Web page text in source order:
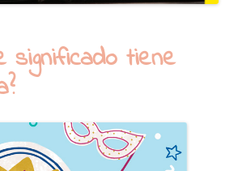
significado tiene